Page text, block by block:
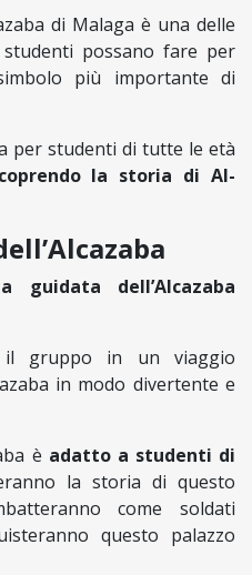
di Malaga è una delle
possano fare per
più importante di
per studenti di tutte le età
la storia di Al-
dell’Alcazaba
il gruppo in un viaggio
in modo divertente e
è adatto a studenti di
la storia di questo
come soldati
questo palazzo